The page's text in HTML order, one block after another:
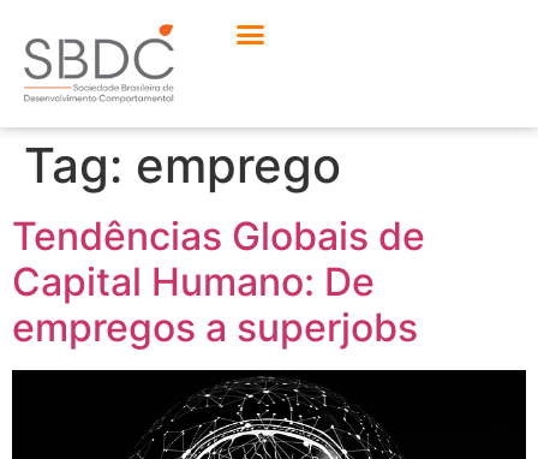
Tag: emprego
Tendências Globais de
Capital Humano: De
empregos a superjobs